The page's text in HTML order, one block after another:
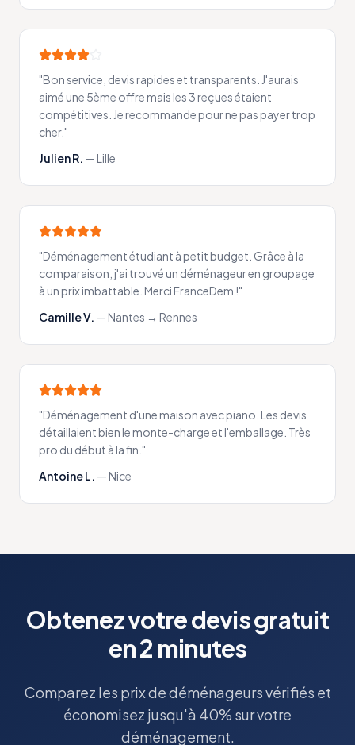
"Bon service, devis rapides et transparents. J'aurais
aimé une 5ème offre mais les 3 reçues étaient
compétitives. Je recommande pour ne pas payer trop
cher."
Julien R. —Lille
"Déménagement étudiant à petit budget. Grâce à la
comparaison, j'ai trouvé un déménageur en groupage
à un prix imbattable. Merci FranceDem !"
Camille V. —Nantes → Rennes
"Déménagement d'une maison avec piano. Les devis
détaillaient bien le monte-charge et l'emballage. Très
pro du début à la fin. "
Antoine L. —Nice
Obtenez votre devis gratuit
en 2 minutes
Comparez les prix de déménageurs vérifiés et
économisez jusqu'à 40% sur votre
déménagement.